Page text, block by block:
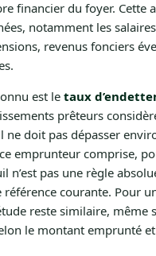
financier du foyer. Cette
notamment les
revenus fonciers
est le taux
prêteurs
ne doit pas dépasser
emprunteur comprise,
n’est pas une règle
référence courante. Pour
reste similaire, même
le montant emprunté